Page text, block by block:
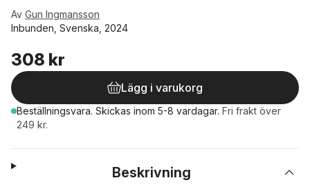
Av Gun Ingmansson
Inbunden, Svenska, 2024
308 kr
Lägg i varukorg
Beställningsvara. Skickas inom 5-8 vardagar. Fri frakt över
249 kr.
Beskrivning